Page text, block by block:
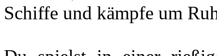
Schiffe und kämpfe um